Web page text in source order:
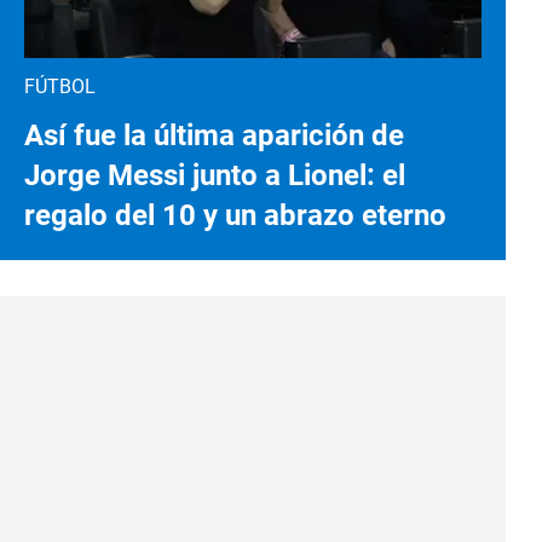
FÚTBOL
Así fue la última aparición de
Jorge Messi junto a Lionel: el
regalo del 10 y un abrazo eterno